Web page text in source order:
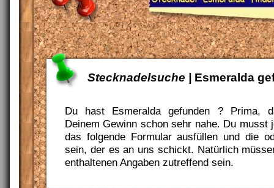
Stecknadelsuche | Esmeralda
Du hast Esmeralda gefunden ? Prima,
Deinem Gewinn schon sehr nahe. Du musst
das folgende Formular ausfüllen und die
sein, der es an uns schickt. Natürlich
enthaltenen Angaben zutreffend sein.